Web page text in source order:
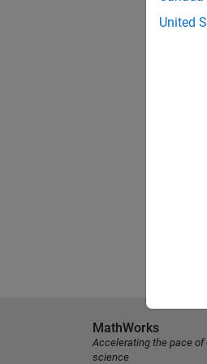
United
MathWorks
Accelerating the pace of
science